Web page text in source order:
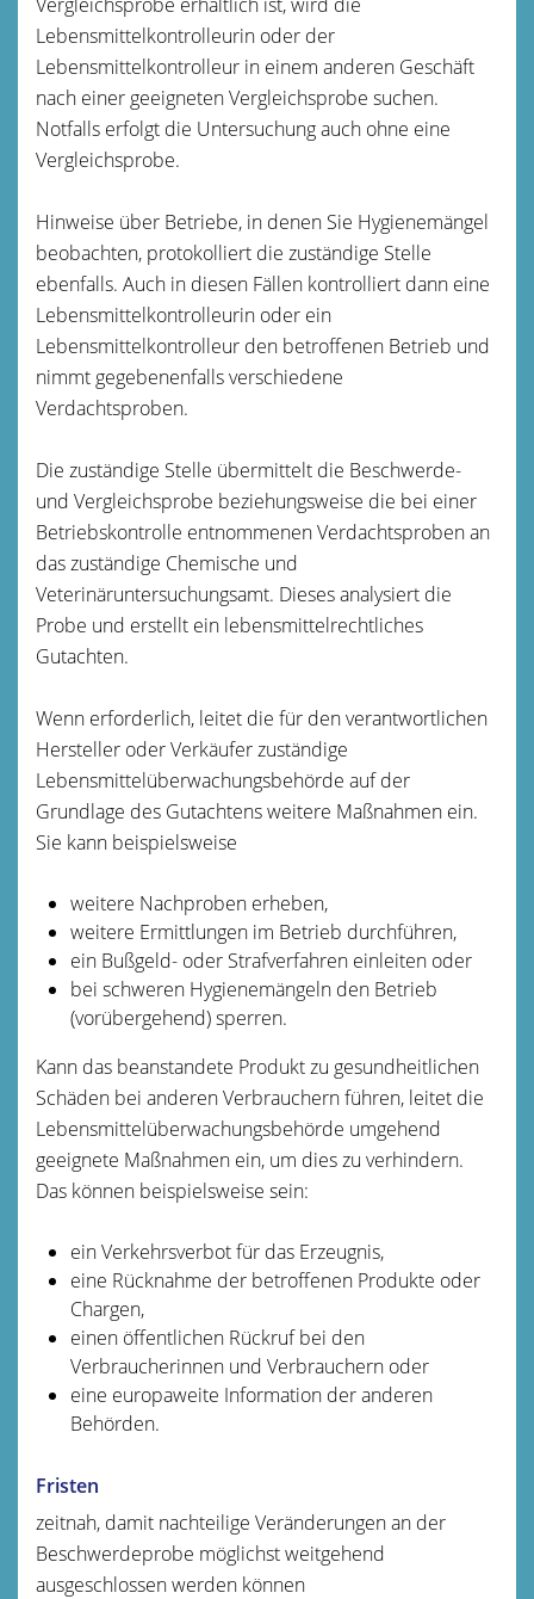
Lebensmittelkontrolleurin oder der
Lebensmittelkontrolleur in einem anderen Geschäft
nach einer geeigneten Vergleichsprobe suchen.
Notfalls erfolgt die Untersuchung auch ohne eine
Vergleichsprobe.
Hinweise über Betriebe, in denen Sie Hygienemängel
beobachten, protokolliert die zuständige Stelle
ebenfalls. Auch in diesen Fällen kontrolliert dann eine
Lebensmittelkontrolleurin oder ein
Lebensmittelkontrolleur den betroffenen Betrieb und
nimmt gegebenenfalls verschiedene
Verdachtsproben.
Die zuständige Stelle übermittelt die Beschwerde-
und Vergleichsprobe beziehungsweise die bei einer
Betriebskontrolle entnommenen Verdachtsproben an
das zuständige Chemische und
Veterinäruntersuchungsamt. Dieses analysiert die
Probe und erstellt ein lebensmittelrechtliches
Gutachten.
Wenn erforderlich, leitet die für den verantwortlichen
Hersteller oder Verkäufer zuständige
Lebensmittelüberwachungsbehörde auf der
Grundlage des Gutachtens weitere Maßnahmen ein.
Sie kann beispielsweise
weitere Nachproben erheben,
weitere Ermittlungen im Betrieb durchführen,
ein Bußgeld- oder Strafverfahren einleiten oder
bei schweren Hygienemängeln den Betrieb
(vorübergehend) sperren.
Kann das beanstandete Produkt zu gesundheitlichen
Schäden bei anderen Verbrauchern führen, leitet die
Lebensmittelüberwachungsbehörde umgehend
geeignete Maßnahmen ein, um dies zu verhindern.
Das können beispielsweise sein:
ein Verkehrsverbot für das Erzeugnis,
eine Rücknahme der betroffenen Produkte oder
Chargen,
einen öffentlichen Rückruf bei den
Verbraucherinnen und Verbrauchern oder
eine europaweite Information der anderen
Behörden.
Fristen
zeitnah, damit nachteilige Veränderungen an der
Beschwerdeprobe möglichst weitgehend
ausgeschlossen werden können